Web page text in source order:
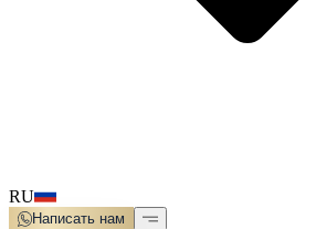
RU
Написать нам